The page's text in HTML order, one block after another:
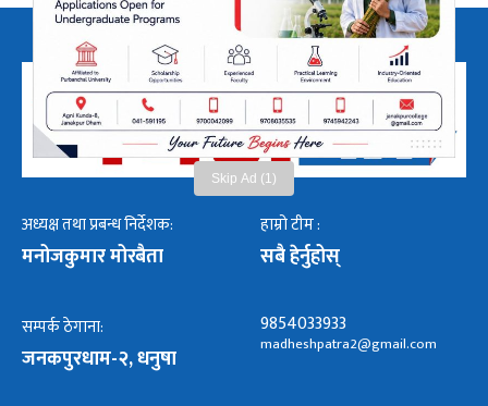
Skip Ad (1)
अध्यक्ष तथा प्रबन्ध निर्देशक:
मनोजकुमार मोरबैता
हाम्रो टीम :
सबै हेर्नुहोस्
सम्पर्क ठेगाना:
जनकपुरधाम-२, धनुषा
9854033933
madheshpatra2@gmail.com